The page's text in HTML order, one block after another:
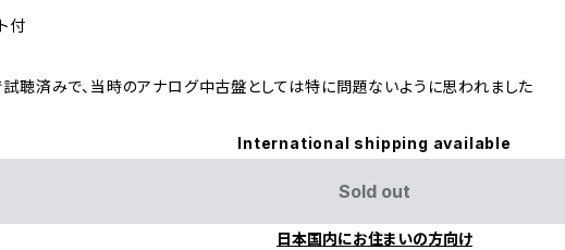
付
試聴済みで、当時のアナログ中古盤としては特に問題ないように思われました
International shipping available
Sold out
日本国内にお住まいの方向け